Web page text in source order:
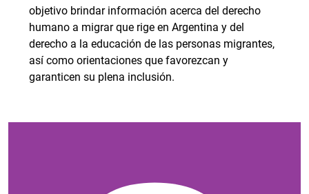
objetivo brindar información acerca del derecho
humano a migrar que rige en Argentina y del
derecho a la educación de las personas migrantes,
así como orientaciones que favorezcan y
garanticen su plena inclusión.